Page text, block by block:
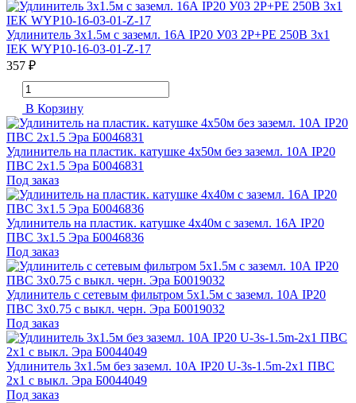
Удлинитель 3х1.5м с заземл. 16А IP20 У03 2P+PE 250В 3х1
IEK WYP10-16-03-01-Z-17
357 ₽
В Корзину
Удлинитель на пластик. катушке 4х50м без заземл. 10А IP20
ПВС 2х1.5 Эра Б0046831
Под заказ
Удлинитель на пластик. катушке 4х40м с заземл. 16А IP20
ПВС 3х1.5 Эра Б0046836
Под заказ
Удлинитель с сетевым фильтром 5х1.5м с заземл. 10А IP20
ПВС 3х0.75 с выкл. черн. Эра Б0019032
Под заказ
Удлинитель 3х1.5м без заземл. 10А IP20 U-3s-1.5m-2х1 ПВС
2х1 с выкл. Эра Б0044049
Под заказ